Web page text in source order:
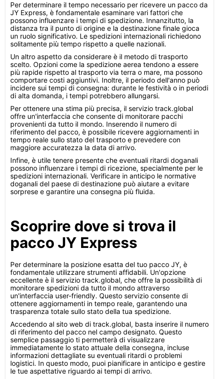
Per determinare il tempo necessario per ricevere un pacco da
JY Express, è fondamentale esaminare vari fattori che
possono influenzare i tempi di spedizione. Innanzitutto, la
distanza tra il punto di origine e la destinazione finale gioca
un ruolo significativo. Le spedizioni internazionali richiedono
solitamente più tempo rispetto a quelle nazionali.
Un altro aspetto da considerare è il metodo di trasporto
scelto. Opzioni come la spedizione aerea tendono a essere
più rapide rispetto al trasporto via terra o mare, ma possono
comportare costi aggiuntivi. Inoltre, il periodo dell'anno può
incidere sui tempi di consegna: durante le festività o in periodi
di alta domanda, i tempi potrebbero allungarsi.
Per ottenere una stima più precisa, il servizio track.global
offre un'interfaccia che consente di monitorare pacchi
provenienti da tutto il mondo. Inserendo il numero di
riferimento del pacco, è possibile ricevere aggiornamenti in
tempo reale sullo stato del trasporto e prevedere con
maggiore accuratezza la data di arrivo.
Infine, è utile tenere presente che eventuali ritardi doganali
possono influenzare i tempi di ricezione, specialmente per le
spedizioni internazionali. Verificare in anticipo le normative
doganali del paese di destinazione può aiutare a evitare
sorprese e garantire una consegna più fluida.
Scoprire dove si trova il
pacco JY Express
Per determinare la posizione esatta del tuo pacco JY, è
fondamentale utilizzare strumenti affidabili. Un'opzione
eccellente è il servizio track.global, che offre la possibilità di
monitorare spedizioni da tutto il mondo attraverso
un'interfaccia user-friendly. Questo servizio consente di
ottenere aggiornamenti in tempo reale, garantendo una
trasparenza totale sullo stato della tua spedizione.
Accedendo al sito web di track.global, basta inserire il numero
di riferimento del pacco nel campo designato. Questo
semplice passaggio ti permetterà di visualizzare
immediatamente lo stato attuale della consegna, incluse
informazioni dettagliate su eventuali ritardi o problemi
logistici. In questo modo, puoi pianificare in anticipo e gestire
le tue aspettative riguardo ai tempi di arrivo.